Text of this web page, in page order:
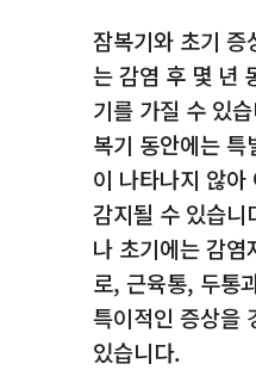
잠복기와 초기 증
는 감염 후 몇 년
기를 가질 수 있
복기 동안에는 특
이 나타나지 않아
감지될 수 있습니
나 초기에는 감염
로, 근육통, 두통
특이적인 증상을
있습니다.